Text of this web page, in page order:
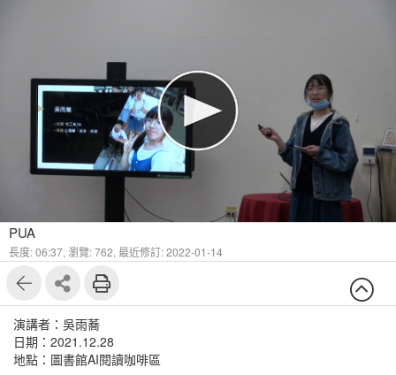
PUA
長度: 06:37, 瀏覽: 762, 最近修訂: 2022-01-14
演講者：吳雨蕎
日期：2021.12.28
地點：圖書館AI閱讀咖啡區